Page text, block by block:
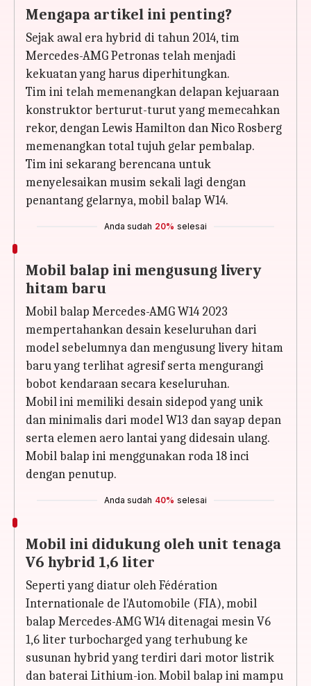
Mengapa artikel ini penting?
Sejak awal era hybrid di tahun 2014, tim
Mercedes-AMG Petronas telah menjadi
kekuatan yang harus diperhitungkan.
Tim ini telah memenangkan delapan kejuaraan
konstruktor berturut-turut yang memecahkan
rekor, dengan Lewis Hamilton dan Nico Rosberg
memenangkan total tujuh gelar pembalap.
Tim ini sekarang berencana untuk
menyelesaikan musim sekali lagi dengan
penantang gelarnya, mobil balap W14.
Anda sudah 20% selesai
Mobil balap ini mengusung livery
hitam baru
Mobil balap Mercedes-AMG W14 2023
mempertahankan desain keseluruhan dari
model sebelumnya dan mengusung livery hitam
baru yang terlihat agresif serta mengurangi
bobot kendaraan secara keseluruhan.
Mobil ini memiliki desain sidepod yang unik
dan minimalis dari model W13 dan sayap depan
serta elemen aero lantai yang didesain ulang.
Mobil balap ini menggunakan roda 18 inci
dengan penutup.
Anda sudah 40% selesai
Mobil ini didukung oleh unit tenaga
V6 hybrid 1,6 liter
Seperti yang diatur oleh Fédération
Internationale de l'Automobile (FIA), mobil
balap Mercedes-AMG W14 ditenagai mesin V6
1,6 liter turbocharged yang terhubung ke
susunan hybrid yang terdiri dari motor listrik
dan baterai Lithium-ion. Mobil balap ini mampu